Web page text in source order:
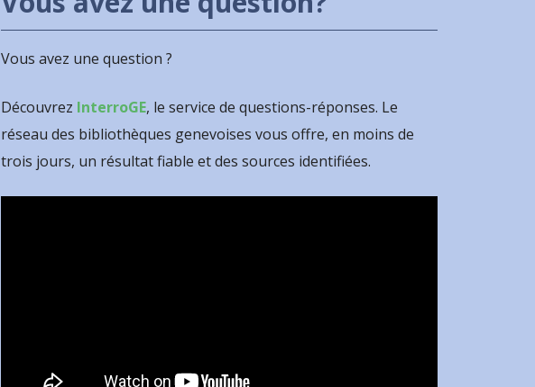
Vous avez une question ?
Découvrez InterroGE, le service de questions-réponses. Le
réseau des bibliothèques genevoises vous offre, en moins de
trois jours, un résultat fiable et des sources identifiées.